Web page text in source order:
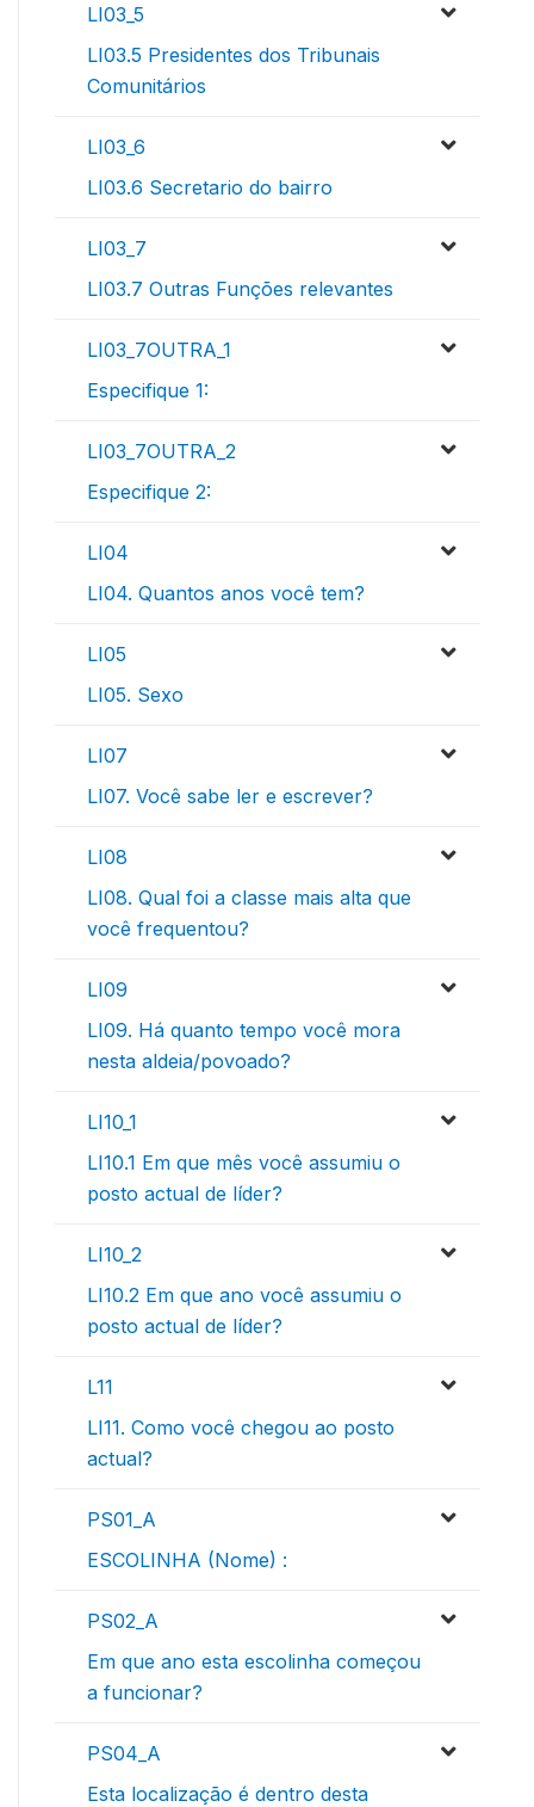
LI03_5
LI03.5 Presidentes dos Tribunais
Comunitários
LI03_6
LI03.6 Secretario do bairro
LI03_7
LI03.7 Outras Funções relevantes
LI03_7OUTRA_1
Especifique 1:
LI03_7OUTRA_2
Especifique 2:
LI04
LI04. Quantos anos você tem?
LI05
LI05. Sexo
LI07
LI07. Você sabe ler e escrever?
LI08
LI08. Qual foi a classe mais alta que
você frequentou?
LI09
LI09. Há quanto tempo você mora
nesta aldeia/povoado?
LI10_1
LI10.1 Em que mês você assumiu o
posto actual de líder?
LI10_2
LI10.2 Em que ano você assumiu o
posto actual de líder?
L11
LI11. Como você chegou ao posto
actual?
PS01_A
ESCOLINHA (Nome) :
PS02_A
Em que ano esta escolinha começou
a funcionar?
PS04_A
Esta localização é dentro desta